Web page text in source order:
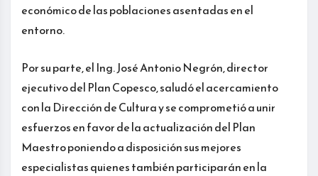
económico de las poblaciones asentadas en el
entorno.
Por su parte, el Ing. José Antonio Negrón, director
ejecutivo del Plan Copesco, saludó el acercamiento
con la Dirección de Cultura y se comprometió a unir
esfuerzos en favor de la actualización del Plan
Maestro poniendo a disposición sus mejores
especialistas quienes también participarán en la